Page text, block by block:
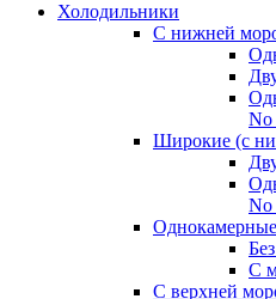
Холодильники
С нижней
No
Широкие (с
No
Однокамерные
С
С верхней